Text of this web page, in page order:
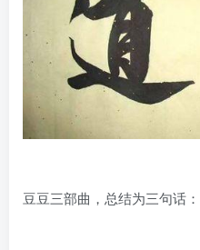
豆豆三部曲，总结为三句话：